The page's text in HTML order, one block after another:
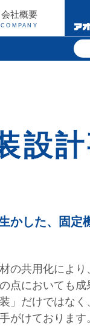
会社概要
COMPANY
設計
かした、固定
の共用化によ
点においても成
」だけではな
がけております